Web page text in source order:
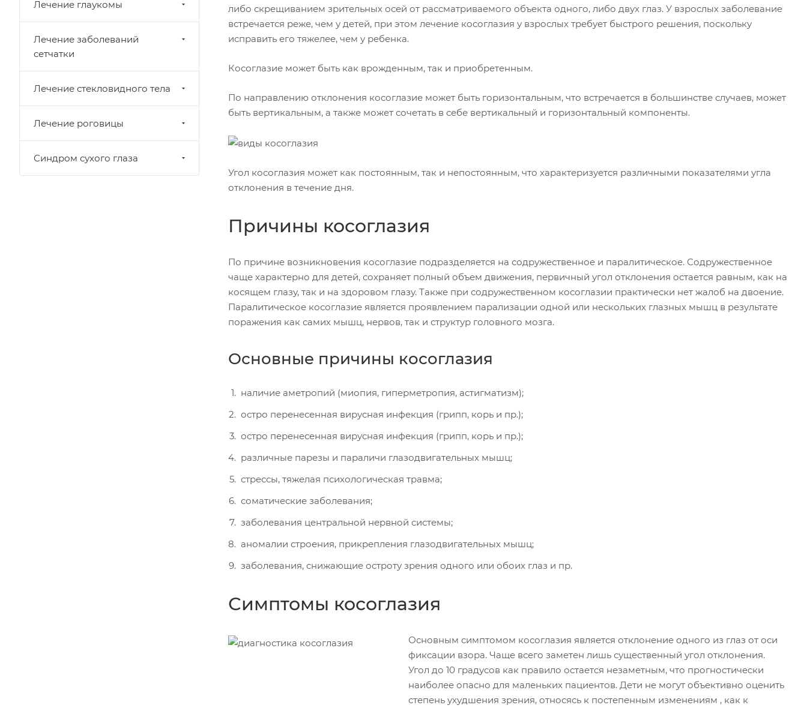
либо скрещиванием зрительных осей от рассматриваемого объекта одного, либо двух глаз. У взрослых заболевание
встречается реже, чем у детей, при этом лечение косоглазия у взрослых требует быстрого решения, поскольку
исправить его тяжелее, чем у ребенка.
Косоглазие может быть как врожденным, так и приобретенным.
По направлению отклонения косоглазие может быть горизонтальным, что встречается в большинстве случаев, может
быть вертикальным, а также может сочетать в себе вертикальный и горизонтальный компоненты.
Угол косоглазия может как постоянным, так и непостоянным, что характеризуется различными показателями угла
отклонения в течение дня.
Причины косоглазия
По причине возникновения косоглазие подразделяется на содружественное и паралитическое. Содружественное
чаще характерно для детей, сохраняет полный объем движения, первичный угол отклонения остается равным, как на
косящем глазу, так и на здоровом глазу. Также при содружественном косоглазии практически нет жалоб на двоение.
Паралитическое косоглазие является проявлением парализации одной или нескольких глазных мышц в результате
поражения как самих мышц, нервов, так и структур головного мозга.
Основные причины косоглазия
наличие аметропий (миопия, гиперметропия, астигматизм);
остро перенесенная вирусная инфекция (грипп, корь и пр.);
остро перенесенная вирусная инфекция (грипп, корь и пр.);
различные парезы и параличи глазодвигательных мышц;
стрессы, тяжелая психологическая травма;
соматические заболевания;
заболевания центральной нервной системы;
аномалии строения, прикрепления глазодвигательных мышц;
заболевания, снижающие остроту зрения одного или обоих глаз и пр.
Симптомы косоглазия
Основным симптомом косоглазия является отклонение одного из глаз от оси
фиксации взора. Чаще всего заметен лишь существенный угол отклонения.
Угол до 10 градусов как правило остается незаметным, что прогностически
наиболее опасно для маленьких пациентов. Дети не могут объективно оценить
степень ухудшения зрения, относясь к постепенным изменениям , как к
Лечение глаукомы
Лечение заболеваний
сетчатки
Лечение стекловидного тела
Лечение роговицы
Синдром сухого глаза